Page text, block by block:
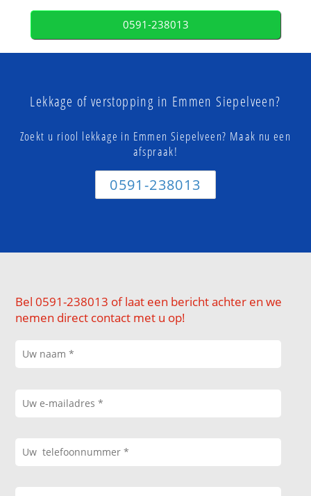
0591-238013
Lekkage of verstopping in Emmen Siepelveen?
Zoekt u riool lekkage in Emmen Siepelveen? Maak nu een
afspraak!
0591-238013
Bel 0591-238013 of laat een bericht achter en we
nemen direct contact met u op!